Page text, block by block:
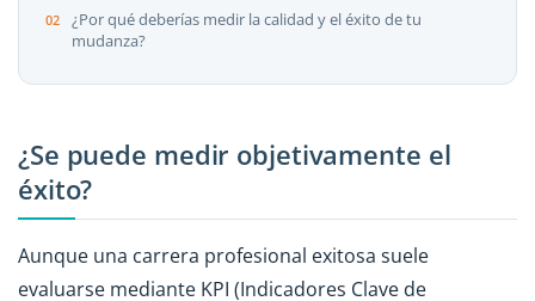
¿Por qué deberías medir la calidad y el éxito de tu
mudanza?
¿Se puede medir objetivamente el
éxito?
Aunque una carrera profesional exitosa suele
evaluarse mediante KPI (Indicadores Clave de